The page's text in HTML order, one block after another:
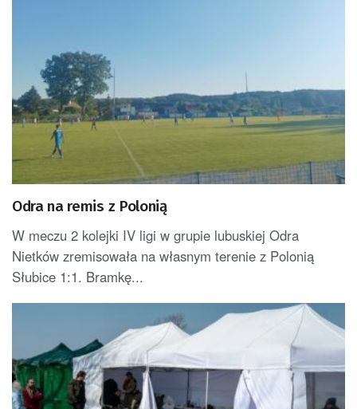
Odra na remis z Polonią
W meczu 2 kolejki IV ligi w grupie lubuskiej Odra
Nietków zremisowała na własnym terenie z Polonią
Słubice 1:1. Bramkę...